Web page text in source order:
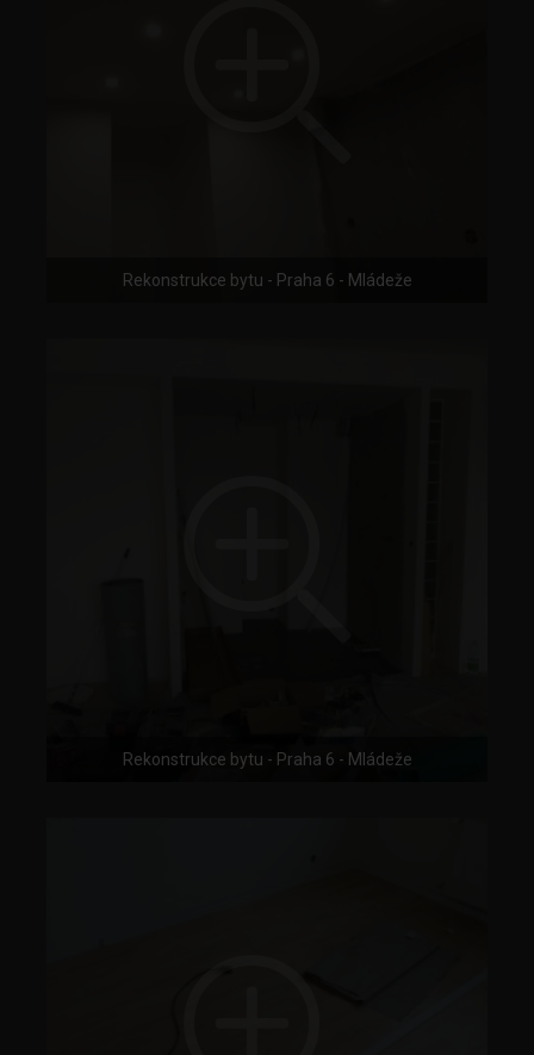
Rekonstrukce bytu - Praha 6 - Mládeže
Rekonstrukce bytu - Praha 6 - Mládeže